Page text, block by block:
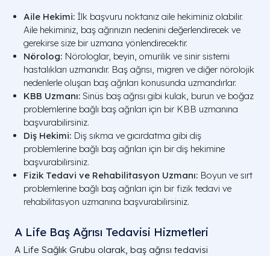
Aile Hekimi: İlk başvuru noktanız aile hekiminiz olabilir.
Aile hekiminiz, baş ağrınızın nedenini değerlendirecek ve
gerekirse size bir uzmana yönlendirecektir.
Nörolog: Nörologlar, beyin, omurilik ve sinir sistemi
hastalıkları uzmanıdır. Baş ağrısı, migren ve diğer nörolojik
nedenlerle oluşan baş ağrıları konusunda uzmandırlar.
KBB Uzmanı: Sinüs baş ağrısı gibi kulak, burun ve boğaz
problemlerine bağlı baş ağrıları için bir KBB uzmanına
başvurabilirsiniz.
Diş Hekimi: Diş sıkma ve gıcırdatma gibi diş
problemlerine bağlı baş ağrıları için bir diş hekimine
başvurabilirsiniz.
Fizik Tedavi ve Rehabilitasyon Uzmanı: Boyun ve sırt
problemlerine bağlı baş ağrıları için bir fizik tedavi ve
rehabilitasyon uzmanına başvurabilirsiniz.
A Life Baş Ağrısı Tedavisi Hizmetleri
A Life Sağlık Grubu olarak, baş ağrısı tedavisi